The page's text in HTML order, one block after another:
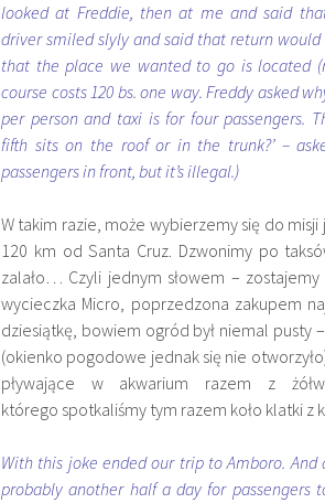
looked at Freddie, then at me and said that
driver smiled slyly and said that return would
that the place we wanted to go is located
course costs 120 bs. one way. Freddy asked
per person and taxi is for four passengers.
fifth sits on the roof or in the trunk?’ –
passengers in front, but it’s illegal.)
W takim razie, może wybierzemy się do
120 km od Santa Cruz. Dzwonimy po
zalało… Czyli jednym słowem –
wycieczka Micro, poprzedzona zakupem
dziesiątkę, bowiem ogród był niemal pusty
(okienko pogodowe jednak się nie
pływające w akwarium razem z
którego spotkaliśmy tym razem koło klatki z
With this joke ended our trip to Amboro.
probably another half a day for